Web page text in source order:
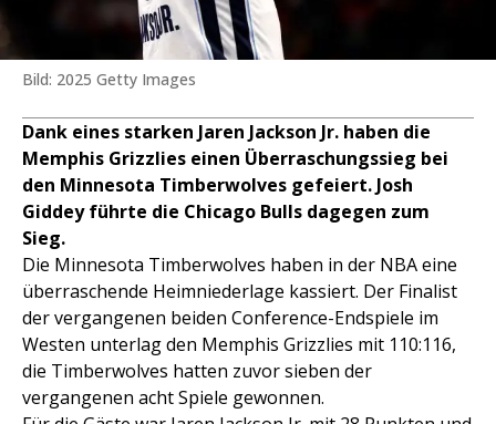
Bild: 2025 Getty Images
Dank eines starken Jaren Jackson Jr. haben die
Memphis Grizzlies einen Überraschungssieg bei
den Minnesota Timberwolves gefeiert. Josh
Giddey führte die Chicago Bulls dagegen zum
Sieg.
Die Minnesota Timberwolves haben in der NBA eine
überraschende Heimniederlage kassiert. Der Finalist
der vergangenen beiden Conference-Endspiele im
Westen unterlag den Memphis Grizzlies mit 110:116,
die Timberwolves hatten zuvor sieben der
vergangenen acht Spiele gewonnen.